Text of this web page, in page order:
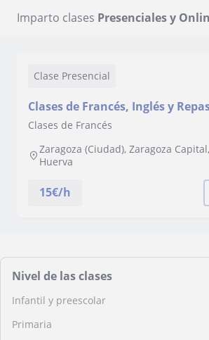
Imparto clases Presenciales y
Clase Presencial
Clases de Francés, Inglés y
Clases de Francés
Zaragoza (Ciudad), Zaragoza
Huerva
15€/h
Nivel de las clases
Infantil y preescolar
Primaria